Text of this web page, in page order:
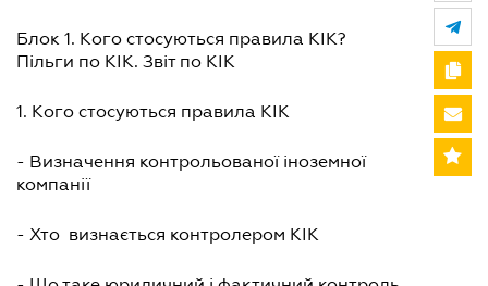
Блок 1. Кого стосуються правила КІК?
Пільги по КІК. Звіт по КІК
1. Кого стосуються правила КІК
- Визначення контрольованої іноземної
компанії
- Хто визнається контролером КІК